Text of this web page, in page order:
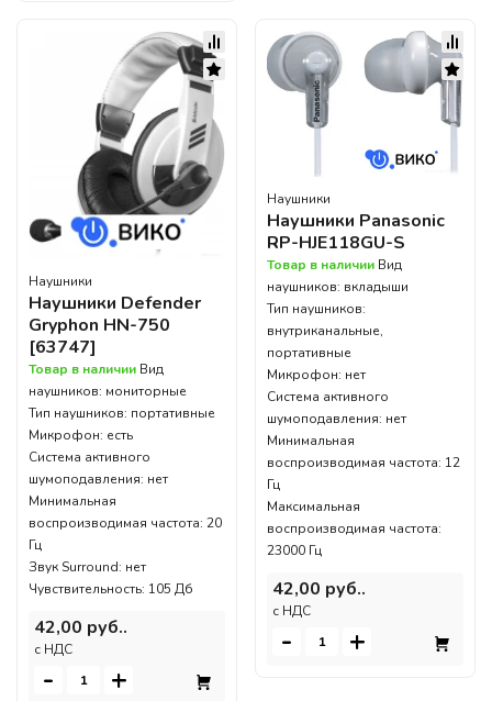
Наушники
Наушники Defender
Gryphon HN-750
[63747]
Товар в наличии Вид
наушников: мониторные
Тип наушников: портативные
Микрофон: есть
Система активного
шумоподавления: нет
Минимальная
воспроизводимая частота: 20
Гц
Звук Surround: нет
Чувствительность: 105 Дб
42,00 руб..
c НДС
- +
Наушники
Наушники Panasonic
RP-HJE118GU-S
Товар в наличии Вид
наушников: вкладыши
Тип наушников:
внутриканальные,
портативные
Микрофон: нет
Система активного
шумоподавления: нет
Минимальная
воспроизводимая частота: 12
Гц
Максимальная
воспроизводимая частота:
23000 Гц
42,00 руб..
c НДС
- +